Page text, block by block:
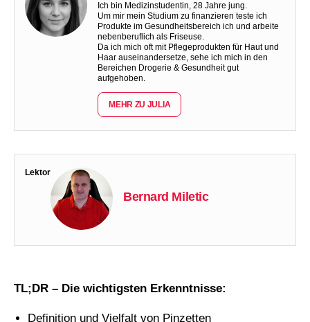
Ich bin Medizinstudentin, 28 Jahre jung.
Um mir mein Studium zu finanzieren teste ich
Produkte im Gesundheitsbereich ich und arbeite
nebenberuflich als Friseuse.
Da ich mich oft mit Pflegeprodukten für Haut und
Haar auseinandersetze, sehe ich mich in den
Bereichen Drogerie & Gesundheit gut
aufgehoben.
MEHR ZU JULIA
Lektor
Bernard Miletic
TL;DR – Die wichtigsten Erkenntnisse:
Definition und Vielfalt von Pinzetten